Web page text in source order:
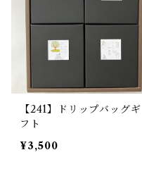
【241】ドリップバッグギ
フト
¥3,500